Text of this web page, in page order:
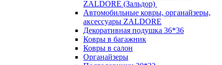
ZALDORE (Зальдор)
Автомобильные ковры, органайзеры,
аксессуары ZALDORE
Декоративная подушка 36*36
Ковры в багажник
Ковры в салон
Органайзеры